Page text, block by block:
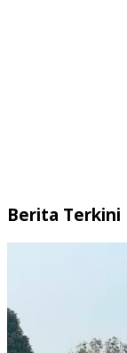
Berita Terkini